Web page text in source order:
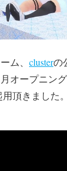
ム、 clusterの
オープニン
頂きました。